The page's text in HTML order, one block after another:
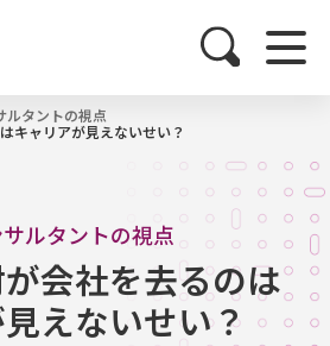
ルタントの視点
キャリアが見えないせい？
ルタントの視点
会社を去るのは
えないせい？